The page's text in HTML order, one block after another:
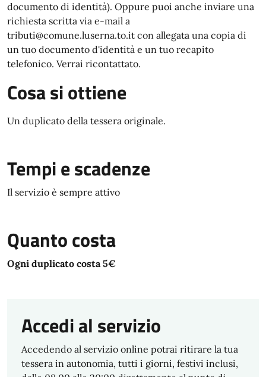
documento di identità). Oppure puoi anche inviare una
richiesta scritta via e-mail a
tributi@comune.luserna.to.it con allegata una copia di
un tuo documento d'identità e un tuo recapito
telefonico. Verrai ricontattato.
Cosa si ottiene
Un duplicato della tessera originale.
Tempi e scadenze
Il servizio è sempre attivo
Quanto costa
Ogni duplicato costa 5€
Accedi al servizio
Accedendo al servizio online potrai ritirare la tua
tessera in autonomia, tutti i giorni, festivi inclusi,